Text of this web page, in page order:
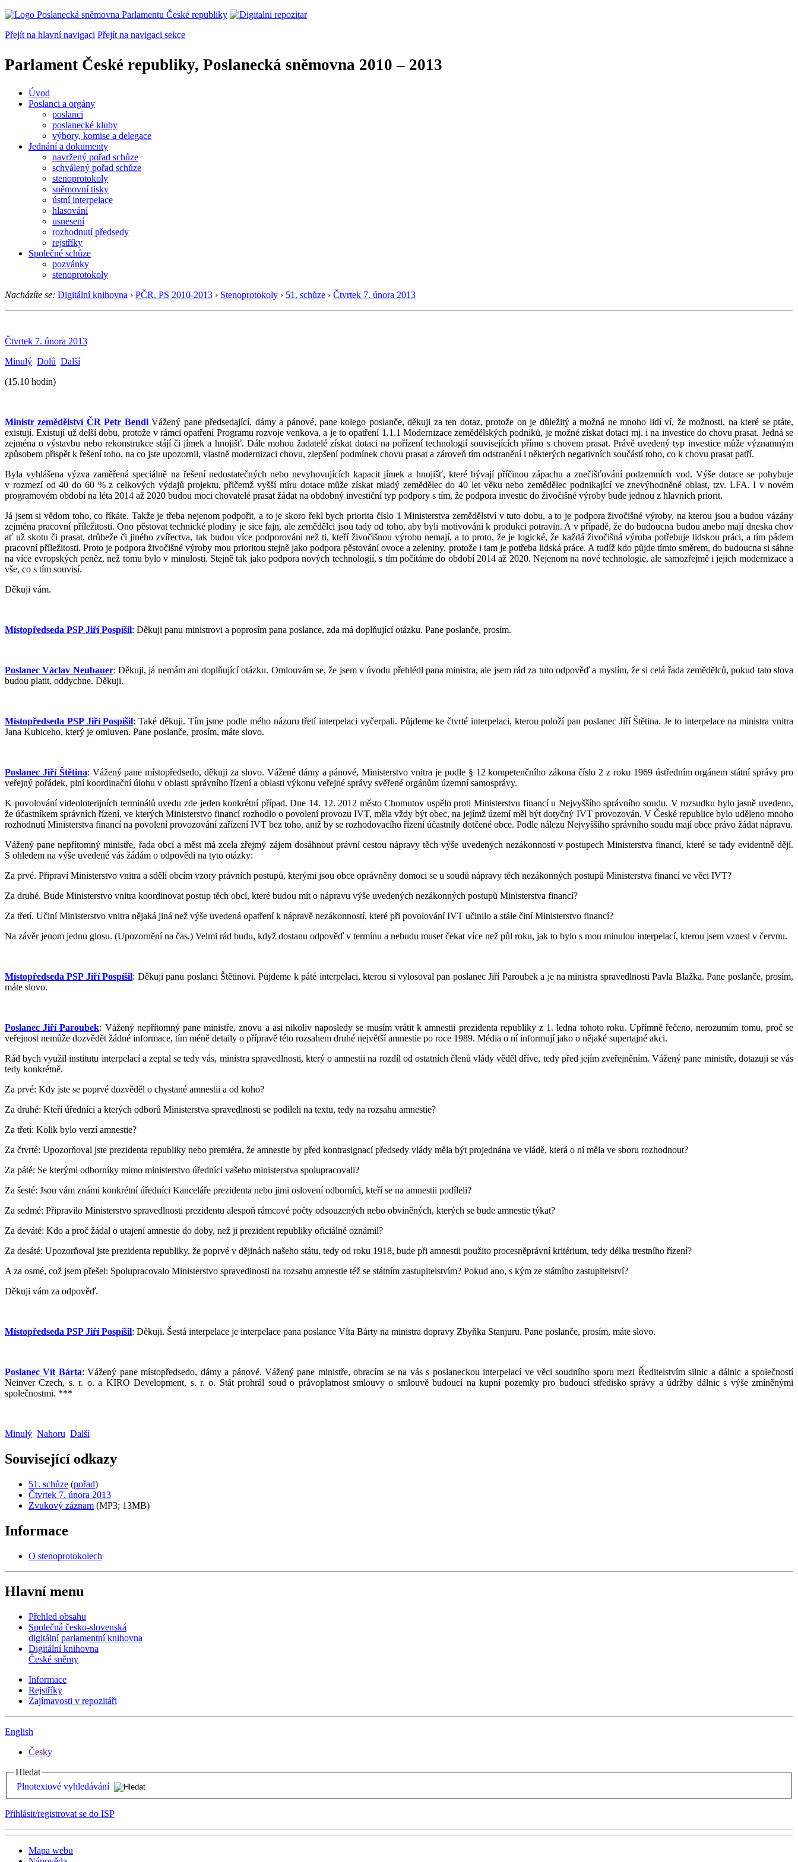
Přejít na hlavní navigaci Přejít na navigaci sekce
Parlament České republiky, Poslanecká sněmovna 2010 – 2013
Úvod
Poslanci a orgány
poslanci
poslanecké kluby
výbory, komise a delegace
Jednání a dokumenty
navržený pořad schůze
schválený pořad schůze
stenoprotokoly
sněmovní tisky
ústní interpelace
hlasování
usnesení
rozhodnutí předsedy
rejstříky
Společné schůze
pozvánky
stenoprotokoly
Nacházíte se: Digitální knihovna › PČR, PS 2010-2013 › Stenoprotokoly › 51. schůze › Čtvrtek 7. února 2013
Čtvrtek 7. února 2013
Minulý Dolů Další
(15.10 hodin)
Ministr zemědělství ČR Petr BendlVážený pane předsedající, dámy a pánové, pane kolego poslanče, děkuji za ten dotaz, protože on je důležitý a možná ne mnoho lidí ví, že možnosti, na které se ptáte,
existují. Existují už delší dobu, protože v rámci opatření Programu rozvoje venkova, a je to opatření 1.1.1 Modernizace zemědělských podniků, je možné získat dotaci mj. i na investice do chovu prasat. Jedná se
zejména o výstavbu nebo rekonstrukce stájí či jímek a hnojišť. Dále mohou žadatelé získat dotaci na pořízení technologií souvisejících přímo s chovem prasat. Právě uvedený typ investice může významným
způsobem přispět k řešení toho, na co jste upozornil, vlastně modernizaci chovu, zlepšení podmínek chovu prasat a zároveň tím odstranění i některých negativních součástí toho, co k chovu prasat patří.
Byla vyhlášena výzva zaměřená speciálně na řešení nedostatečných nebo nevyhovujících kapacit jímek a hnojišť, které bývají příčinou zápachu a znečišťování podzemních vod. Výše dotace se pohybuje
v rozmezí od 40 do 60 % z celkových výdajů projektu, přičemž vyšší míru dotace může získat mladý zemědělec do 40 let věku nebo zemědělec podnikající ve znevýhodněné oblast, tzv. LFA. I v novém
programovém období na léta 2014 až 2020 budou moci chovatelé prasat žádat na obdobný investiční typ podpory s tím, že podpora investic do živočišné výroby bude jednou z hlavních priorit.
Já jsem si vědom toho, co říkáte. Takže je třeba nejenom podpořit, a to je skoro řekl bych priorita číslo 1 Ministerstva zemědělství v tuto dobu, a to je podpora živočišné výroby, na kterou jsou a budou vázány
zejména pracovní příležitosti. Ono pěstovat technické plodiny je sice fajn, ale zemědělci jsou tady od toho, aby byli motivováni k produkci potravin. A v případě, že do budoucna budou anebo mají dneska chov
ať už skotu či prasat, drůbeže či jiného zvířectva, tak budou více podporováni než ti, kteří živočišnou výrobu nemají, a to proto, že je logické, že každá živočišná výroba potřebuje lidskou práci, a tím pádem
pracovní příležitosti. Proto je podpora živočišné výroby mou prioritou stejně jako podpora pěstování ovoce a zeleniny, protože i tam je potřeba lidská práce. A tudíž kdo půjde tímto směrem, do budoucna si sáhne
na více evropských peněz, než tomu bylo v minulosti. Stejně tak jako podpora nových technologií, s tím počítáme do období 2014 až 2020. Nejenom na nové technologie, ale samozřejmě i jejich modernizace a
vše, co s tím souvisí.
Děkuji vám.
Místopředseda PSP Jiří Pospíšil: Děkuji panu ministrovi a poprosím pana poslance, zda má doplňující otázku. Pane poslanče, prosím.
Poslanec Václav Neubauer: Děkuji, já nemám ani doplňující otázku. Omlouvám se, že jsem v úvodu přehlédl pana ministra, ale jsem rád za tuto odpověď a myslím, že si celá řada zemědělců, pokud tato slova
budou platit, oddychne. Děkuji.
Místopředseda PSP Jiří Pospíšil: Také děkuji. Tím jsme podle mého názoru třetí interpelaci vyčerpali. Půjdeme ke čtvrté interpelaci, kterou položí pan poslanec Jiří Štětina. Je to interpelace na ministra vnitra
Jana Kubiceho, který je omluven. Pane poslanče, prosím, máte slovo.
Poslanec Jiří Štětina: Vážený pane místopředsedo, děkuji za slovo. Vážené dámy a pánové, Ministerstvo vnitra je podle § 12 kompetenčního zákona číslo 2 z roku 1969 ústředním orgánem státní správy pro
veřejný pořádek, plní koordinační úlohu v oblasti správního řízení a oblasti výkonu veřejné správy svěřené orgánům územní samosprávy.
K povolování videoloterijních terminálů uvedu zde jeden konkrétní případ. Dne 14. 12. 2012 město Chomutov uspělo proti Ministerstvu financí u Nejvyššího správního soudu. V rozsudku bylo jasně uvedeno,
že účastníkem správních řízení, ve kterých Ministerstvo financí rozhodlo o povolení provozu IVT, měla vždy být obec, na jejímž území měl být dotyčný IVT provozován. V České republice bylo uděleno mnoho
rozhodnutí Ministerstva financí na povolení provozování zařízení IVT bez toho, aniž by se rozhodovacího řízení účastnily dotčené obce. Podle nálezu Nejvyššího správního soudu mají obce právo žádat nápravu.
Vážený pane nepřítomný ministře, řada obcí a měst má zcela zřejmý zájem dosáhnout právní cestou nápravy těch výše uvedených nezákonností v postupech Ministerstva financí, které se tady evidentně dějí.
S ohledem na výše uvedené vás žádám o odpovědi na tyto otázky:
Za prvé. Připraví Ministerstvo vnitra a sdělí obcím vzory právních postupů, kterými jsou obce oprávněny domoci se u soudů nápravy těch nezákonných postupů Ministerstva financí ve věci IVT?
Za druhé. Bude Ministerstvo vnitra koordinovat postup těch obcí, které budou mít o nápravu výše uvedených nezákonných postupů Ministerstva financí?
Za třetí. Učiní Ministerstvo vnitra nějaká jiná než výše uvedená opatření k nápravě nezákonností, které při povolování IVT učinilo a stále činí Ministerstvo financí?
Na závěr jenom jednu glosu. (Upozornění na čas.) Velmi rád budu, když dostanu odpověď v termínu a nebudu muset čekat více než půl roku, jak to bylo s mou minulou interpelací, kterou jsem vznesl v červnu.
Místopředseda PSP Jiří Pospíšil: Děkuji panu poslanci Štětinovi. Půjdeme k páté interpelaci, kterou si vylosoval pan poslanec Jiří Paroubek a je na ministra spravedlnosti Pavla Blažka. Pane poslanče, prosím,
máte slovo.
Poslanec Jiří Paroubek: Vážený nepřítomný pane ministře, znovu a asi nikoliv naposledy se musím vrátit k amnestii prezidenta republiky z 1. ledna tohoto roku. Upřímně řečeno, nerozumím tomu, proč se
veřejnost nemůže dozvědět žádné informace, tím méně detaily o přípravě této rozsahem druhé největší amnestie po roce 1989. Média o ní informují jako o nějaké supertajné akci.
Rád bych využil institutu interpelací a zeptal se tedy vás, ministra spravedlnosti, který o amnestii na rozdíl od ostatních členů vlády věděl dříve, tedy před jejím zveřejněním. Vážený pane ministře, dotazuji se vás
tedy konkrétně.
Za prvé: Kdy jste se poprvé dozvěděl o chystané amnestii a od koho?
Za druhé: Kteří úředníci a kterých odborů Ministerstva spravedlnosti se podíleli na textu, tedy na rozsahu amnestie?
Za třetí: Kolik bylo verzí amnestie?
Za čtvrté: Upozorňoval jste prezidenta republiky nebo premiéra, že amnestie by před kontrasignací předsedy vlády měla být projednána ve vládě, která o ní měla ve sboru rozhodnout?
Za páté: Se kterými odborníky mimo ministerstvo úředníci vašeho ministerstva spolupracovali?
Za šesté: Jsou vám známi konkrétní úředníci Kanceláře prezidenta nebo jimi oslovení odborníci, kteří se na amnestii podíleli?
Za sedmé: Připravilo Ministerstvo spravedlnosti prezidentu alespoň rámcové počty odsouzených nebo obviněných, kterých se bude amnestie týkat?
Za deváté: Kdo a proč žádal o utajení amnestie do doby, než ji prezident republiky oficiálně oznámil?
Za desáté: Upozorňoval jste prezidenta republiky, že poprvé v dějinách našeho státu, tedy od roku 1918, bude při amnestii použito procesněprávní kritérium, tedy délka trestního řízení?
A za osmé, což jsem přešel: Spolupracovalo Ministerstvo spravedlnosti na rozsahu amnestie též se státním zastupitelstvím? Pokud ano, s kým ze státního zastupitelství?
Děkuji vám za odpověď.
Místopředseda PSP Jiří Pospíšil: Děkuji. Šestá interpelace je interpelace pana poslance Víta Bárty na ministra dopravy Zbyňka Stanjuru. Pane poslanče, prosím, máte slovo.
Poslanec Vít Bárta: Vážený pane místopředsedo, dámy a pánové. Vážený pane ministře, obracím se na vás s poslaneckou interpelací ve věci soudního sporu mezi Ředitelstvím silnic a dálnic a společností
Neinver Czech, s. r. o. a KIRO Development, s. r. o. Stát prohrál soud o právoplatnost smlouvy o smlouvě budoucí na kupní pozemky pro budoucí středisko správy a údržby dálnic s výše zmíněnými
společnostmi. ***
Minulý Nahoru Další
Související odkazy
51. schůze (pořad)
Čtvrtek 7. února 2013
Zvukový záznam (MP3; 13MB)
Informace
O stenoprotokolech
Hlavní menu
Přehled obsahu
Společná česko-slovenská
digitální parlamentní knihovna
Digitální knihovna
České sněmy
Informace
Rejstříky
Zajímavosti v repozitáři
English
Česky
Hledat
Plnotextové vyhledávání
Přihlásit/registrovat se do ISP
Mapa webu